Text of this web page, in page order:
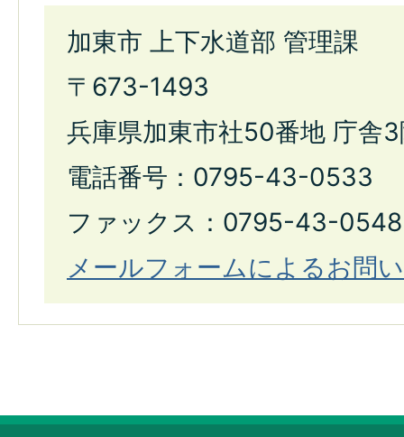
加東市 上下水道部 管理課
〒673-1493
兵庫県加東市社50番地 庁舎
電話番号：0795-43-0533
ファックス：0795-43-0548
メールフォームによるお問